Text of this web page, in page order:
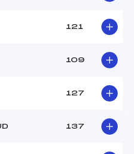
121
109
127
137